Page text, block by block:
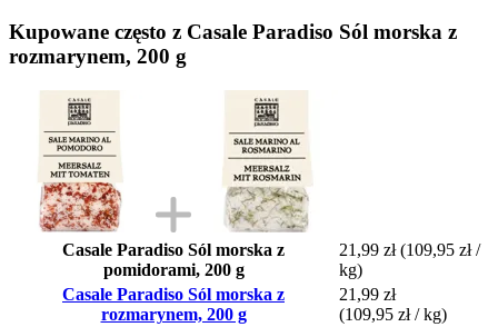
Kupowane często z Casale Paradiso Sól morska z
rozmarynem, 200 g
Casale Paradiso Sól morska z
pomidorami, 200 g
21,99 zł (109,95 zł /
kg)
Casale Paradiso Sól morska z
rozmarynem, 200 g
21,99 zł
(109,95 zł / kg)